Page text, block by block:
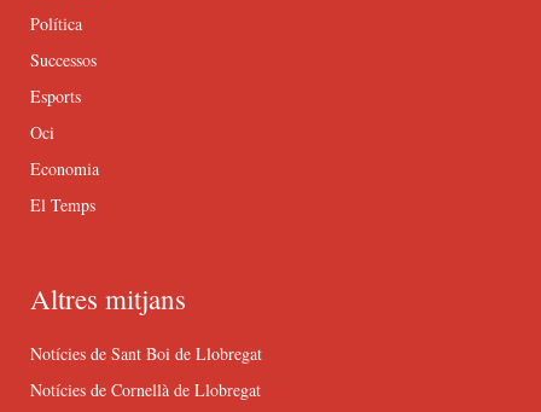
Política
Successos
Esports
Oci
Economia
El Temps
Altres mitjans
Notícies de Sant Boi de Llobregat
Notícies de Cornellà de Llobregat